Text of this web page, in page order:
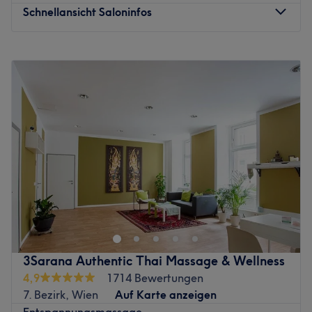
entspannende Massagen in Einklang zu bringen. Hier
Atmosphäre: Angenehm, entspannend, trendbewusst.
Extras: Kostenlose Getränke, kinderfreundlich.
Zurück zur Salonansicht
Schnellansicht Saloninfos
Donnerstag
Freitag
20:00
Samstag
12:00
Sonntag
–19:00
Dein Schulter- und Nackenbereich meldet sich immer
häufiger ungefragt und dein Kopf fühlt sich auch schon
verknotet an? Bei Hi Spa in Wien, Schottenfeld findet
man Raum zum Ankommen und Luft holen. Mit viel
Gefühl und Professionalität werden hier Körper und Geist
wieder zusammengebracht. Wer sich einen
Massagetermin in diesem tollen Studio ergattern möchte,
bucht jetzt seinen Wunschtermin einfach und schnell mit
3Sarana Authentic Thai Massage & Wellness
4,9
1714 Bewertungen
7. Bezirk, Wien
Auf Karte anzeigen